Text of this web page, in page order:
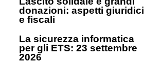
donazioni: aspetti giuridici
e fiscali
La sicurezza informatica
per gli ETS: 23 settembre
2026